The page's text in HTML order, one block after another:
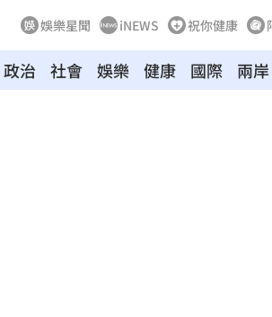
娛樂星聞 iNEWS 祝你健康
政治 社會 娛樂 健康 國際 兩岸